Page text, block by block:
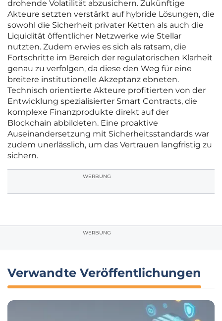
drohende Volatilität abzusichern. Zukünftige
Akteure setzten verstärkt auf hybride Lösungen, die
sowohl die Sicherheit privater Ketten als auch die
Liquidität öffentlicher Netzwerke wie Stellar
nutzten. Zudem erwies es sich als ratsam, die
Fortschritte im Bereich der regulatorischen Klarheit
genau zu verfolgen, da diese den Weg für eine
breitere institutionelle Akzeptanz ebneten.
Technisch orientierte Akteure profitierten von der
Entwicklung spezialisierter Smart Contracts, die
komplexe Finanzprodukte direkt auf der
Blockchain abbildeten. Eine proaktive
Auseinandersetzung mit Sicherheitsstandards war
zudem unerlässlich, um das Vertrauen langfristig zu
sichern.
WERBUNG
WERBUNG
Verwandte Veröffentlichungen